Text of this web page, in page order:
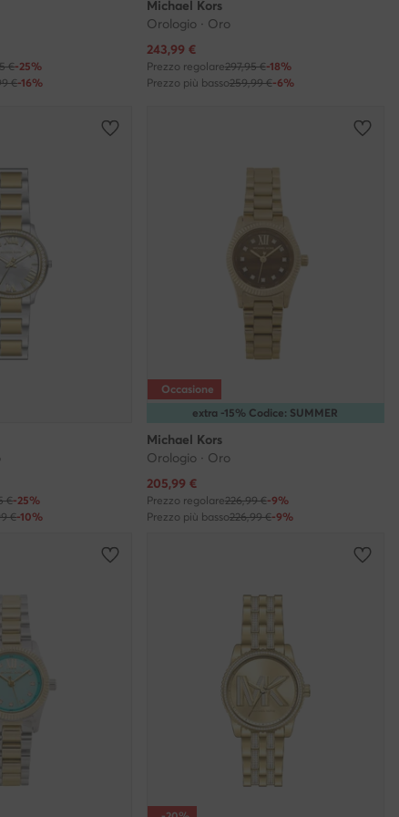
€-25%
€-16%
Michael Kors
Orologio · Oro
Prezzo attuale
243,99 €
Prezzo regolare297,95 €-18%
Prezzo più basso259,99 €-6%
€-25%
€-10%
extra -15% Codice: SUMMER
Occasione
Michael Kors
Orologio · Oro
Prezzo attuale
205,99 €
Prezzo regolare226,99 €-9%
Prezzo più basso226,99 €-9%